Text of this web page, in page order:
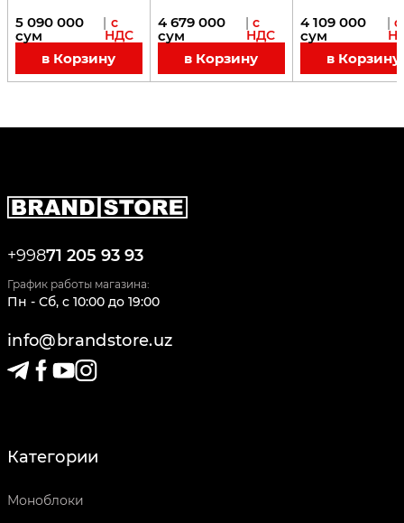
5 090 000
сум
| с
НДС
в Корзину
4 679 000
сум
| с
НДС
в Корзину
4 109 000
сум
| с
в Корзину
+99871 205 93 93
График работы магазина:
Пн - Сб, c 10:00 до 19:00
info@brandstore.uz
Категории
Моноблоки